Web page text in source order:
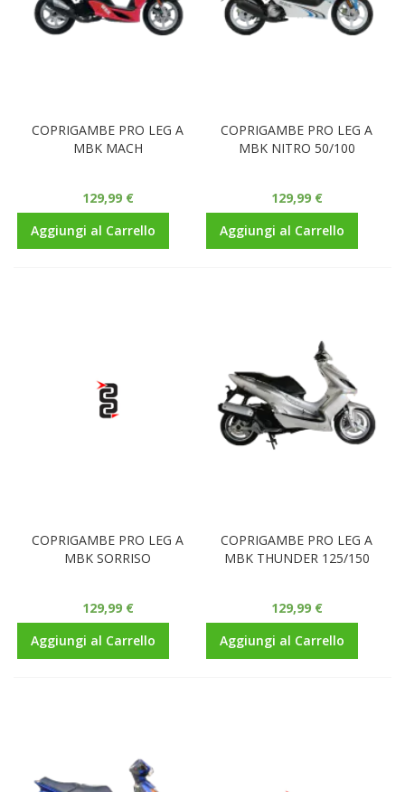
COPRIGAMBE PRO LEG A
MBK MACH
129,99 €
Aggiungi al Carrello
COPRIGAMBE PRO LEG A
MBK NITRO 50/100
129,99 €
Aggiungi al Carrello
COPRIGAMBE PRO LEG A
MBK SORRISO
129,99 €
Aggiungi al Carrello
COPRIGAMBE PRO LEG A
MBK THUNDER 125/150
129,99 €
Aggiungi al Carrello